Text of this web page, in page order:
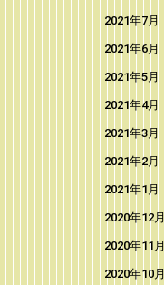
2021年7月
2021年6月
2021年5月
2021年4月
2021年3月
2021年2月
2021年1月
2020年12月
2020年11月
2020年10月